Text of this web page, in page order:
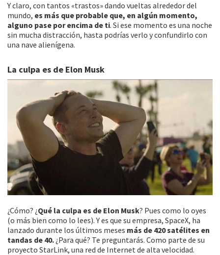
Y claro, con tantos «trastos» dando vueltas alrededor del
mundo, es más que probable que, en algún momento,
alguno pase por encima de ti. Si ese momento es una noche
sin mucha distracción, hasta podrías verlo y confundirlo con
una nave alienígena.
La culpa es de Elon Musk
¿Cómo? ¿Qué la culpa es de Elon Musk? Pues como lo oyes
(o más bien como lo lees). Y es que su empresa, SpaceX, ha
lanzado durante los últimos meses más de 420 satélites en
tandas de 40. ¿Para qué? Te preguntarás. Como parte de su
proyecto StarLink, una red de Internet de alta velocidad.